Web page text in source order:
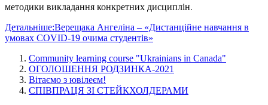
методики викладання конкретних дисциплін.
Детальніше:Верещака Ангеліна – «Дистанційне навчання в
умовах COVID-19 очима студентів»
Community learning course "Ukrainians in Canada"
ОГОЛОШЕННЯ РОДЗИНКА-2021
Вітаємо з ювілеєм!
СПІВПРАЦЯ ЗІ СТЕЙКХОЛДЕРАМИ